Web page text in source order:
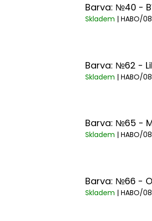
Barva: №40 -
Skladem | HABO/
Barva: №62 -
Skladem | HABO/
Barva: №65 -
Skladem | HABO/
Barva: №66 -
Skladem | HABO/